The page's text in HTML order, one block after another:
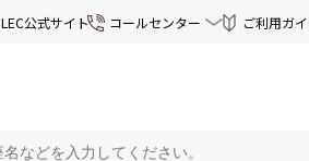
LEC公式サイト コールセンター ご利用ガ